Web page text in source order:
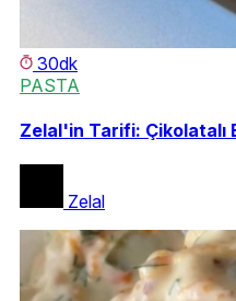
30dk
PASTA
Zelal'in Tarifi: Çikolatalı
Zelal